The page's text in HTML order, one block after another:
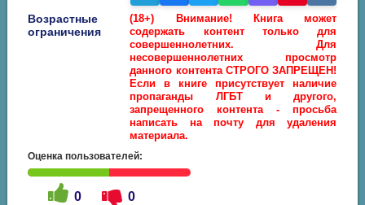
Возрастные
ограничения
(18+) Внимание! Книга может
содержать контент только для
совершеннолетних. Для
несовершеннолетних просмотр
данного контента СТРОГО ЗАПРЕЩЕН!
Если в книге присутствует наличие
пропаганды ЛГБТ и другого,
запрещенного контента - просьба
написать на почту для удаления
материала.
Оценка пользователей:
0 0